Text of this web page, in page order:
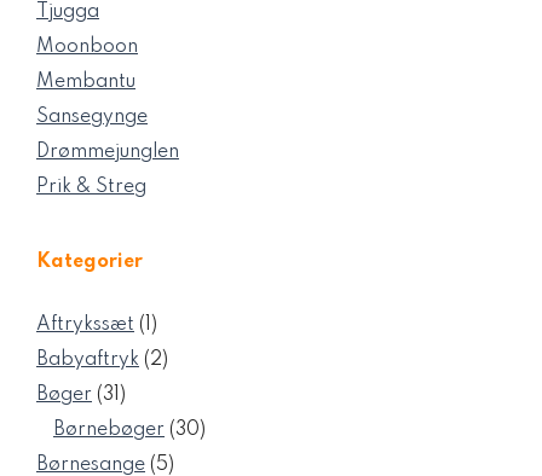
Tjugga
Moonboon
Membantu
Sansegynge
Drømmejunglen
Prik & Streg
Kategorier
Aftrykssæt
1
vare
Babyaftryk 22
Bøger 31 31
Børnebøger 3030
Børnesange 55